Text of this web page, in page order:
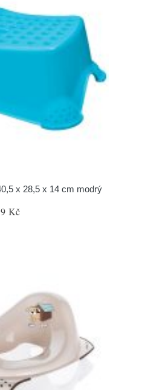
x 28,5 x 14 cm modrý
Kč